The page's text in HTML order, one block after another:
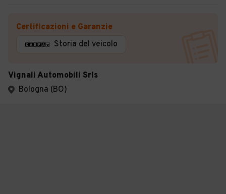
Certificazioni e Garanzie
Storia del veicolo
Vignali Automobili Srls
Bologna (BO)